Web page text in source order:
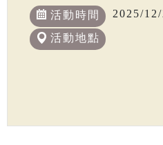
活動時間 2025/
活動地點